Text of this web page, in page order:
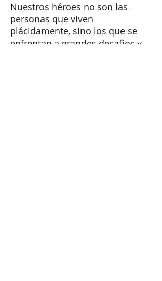
Nuestros héroes no son las
personas que viven
plácidamente, sino los que se
enfrentan a grandes desafíos y